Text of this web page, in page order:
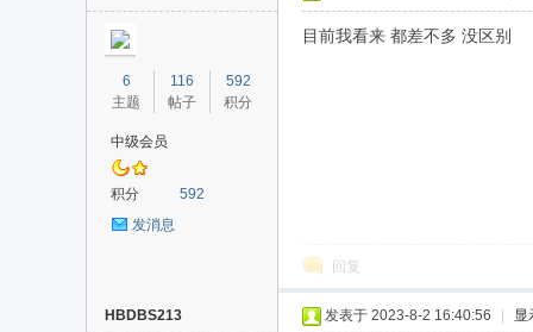
6
主题
116
帖子
592
积分
中级会员
积分
592
发消息
目前我看来 都差不多 没区别
回复
HBDBS213 发表于 2023-8-2 16:40:56 显